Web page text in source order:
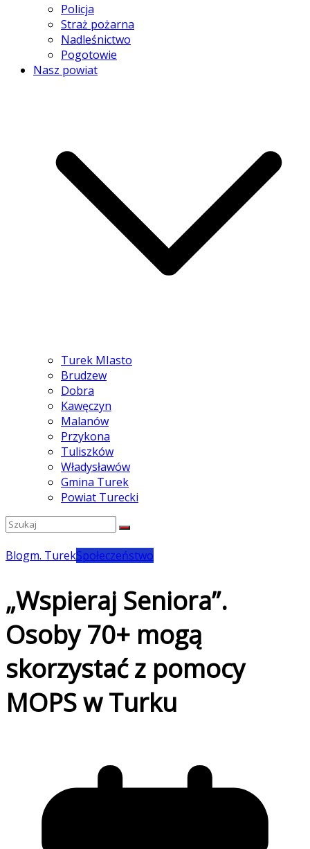
Policja
Straż pożarna
Nadleśnictwo
Pogotowie
Nasz powiat
Turek MIasto
Brudzew
Dobra
Kawęczyn
Malanów
Przykona
Tuliszków
Władysławów
Gmina Turek
Powiat Turecki
Blogm. TurekSpołeczeństwo
„Wspieraj Seniora”.
Osoby 70+ mogą
skorzystać z pomocy
MOPS w Turku